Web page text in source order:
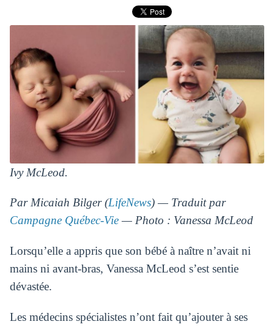
Ivy McLeod.
Par Micaiah Bilger (LifeNews) — Traduit par
Campagne Québec-Vie— Photo : Vanessa McLeod
Lorsqu’elle a appris que son bébé à naître n’avait ni
mains ni avant-bras, Vanessa McLeod s’est sentie
dévastée.
Les médecins spécialistes n’ont fait qu’ajouter à ses